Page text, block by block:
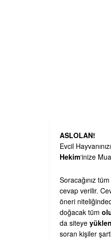
ASLOLAN!
Evcil
Hekim‘inize
Soracağınız
cevap verilir.
öneri
doğacak tüm
da siteye
soran kişiler